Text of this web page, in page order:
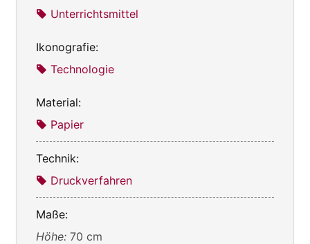
Unterrichtsmittel
Ikonografie:
Technologie
Material:
Papier
Technik:
Druckverfahren
Maße:
Höhe: 70 cm